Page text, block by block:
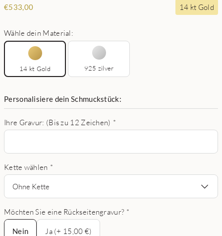
€533,00 14 kt Gold
Wähle dein Material:
14 kt Gold 925 zilver
Personalisiere dein Schmuckstück:
Ihre Gravur: (Bis zu 12 Zeichen) *
Kette wählen *
Ohne Kette
Möchten Sie eine Rückseitengravur? *
Nein
Nein
Ja (+ 15,00 €)